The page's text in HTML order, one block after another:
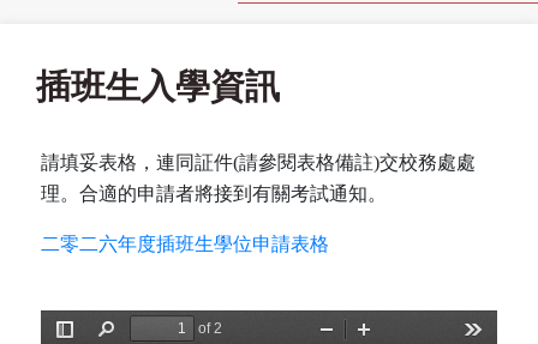
插班生入學資訊
請填妥表格，連同証件(請參閱表格備註)交校務處處
理。合適的申請者將接到有關考試通知。
二零二六年度插班生學位申請表格